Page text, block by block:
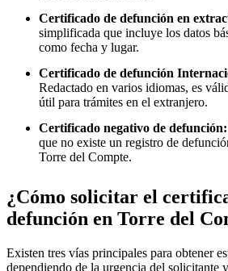
Certificado de defunción en
simplificada que incluye los datos
como fecha y lugar.
Certificado de defunción
Redactado en varios idiomas, es
útil para trámites en el extranjero.
Certificado negativo de defunción:
que no existe un registro de
Torre del Compte.
¿Cómo solicitar el
defunción en Torre del
Existen tres vías principales para obtener
dependiendo de la urgencia del solicitante